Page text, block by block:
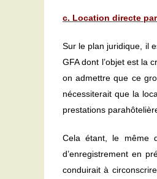
c. Location directe
Sur le plan juridique, il
GFA dont l’objet est la
on admettre que ce
nécessiterait que la
prestations
Cela étant, le même
d’enregistrement en
conduirait à